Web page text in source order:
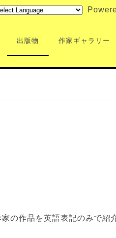
出版物 作家ギャラリー
の作品を英語表記のみで紹